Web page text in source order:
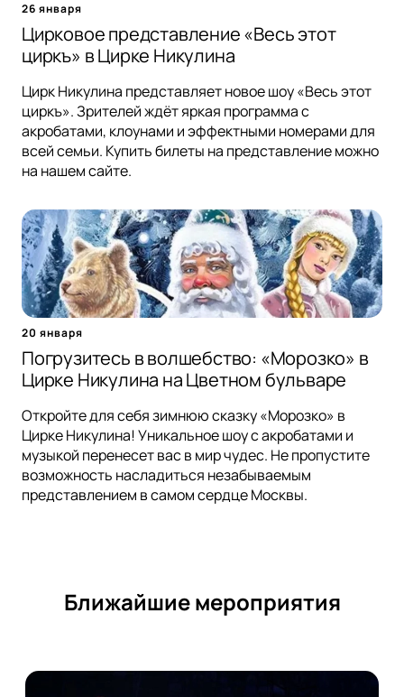
26 января
Цирковое представление «Весь этот
циркъ» в Цирке Никулина
Цирк Никулина представляет новое шоу «Весь этот
циркъ». Зрителей ждёт яркая программа с
акробатами, клоунами и эффектными номерами для
всей семьи. Купить билеты на представление можно
на нашем сайте.
20 января
Погрузитесь в волшебство: «Морозко» в
Цирке Никулина на Цветном бульваре
Откройте для себя зимнюю сказку «Морозко» в
Цирке Никулина! Уникальное шоу с акробатами и
музыкой перенесет вас в мир чудес. Не пропустите
возможность насладиться незабываемым
представлением в самом сердце Москвы.
Ближайшие мероприятия